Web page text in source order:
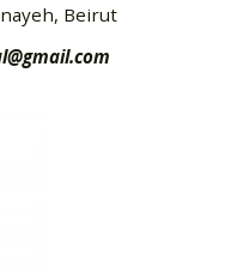
Beirut